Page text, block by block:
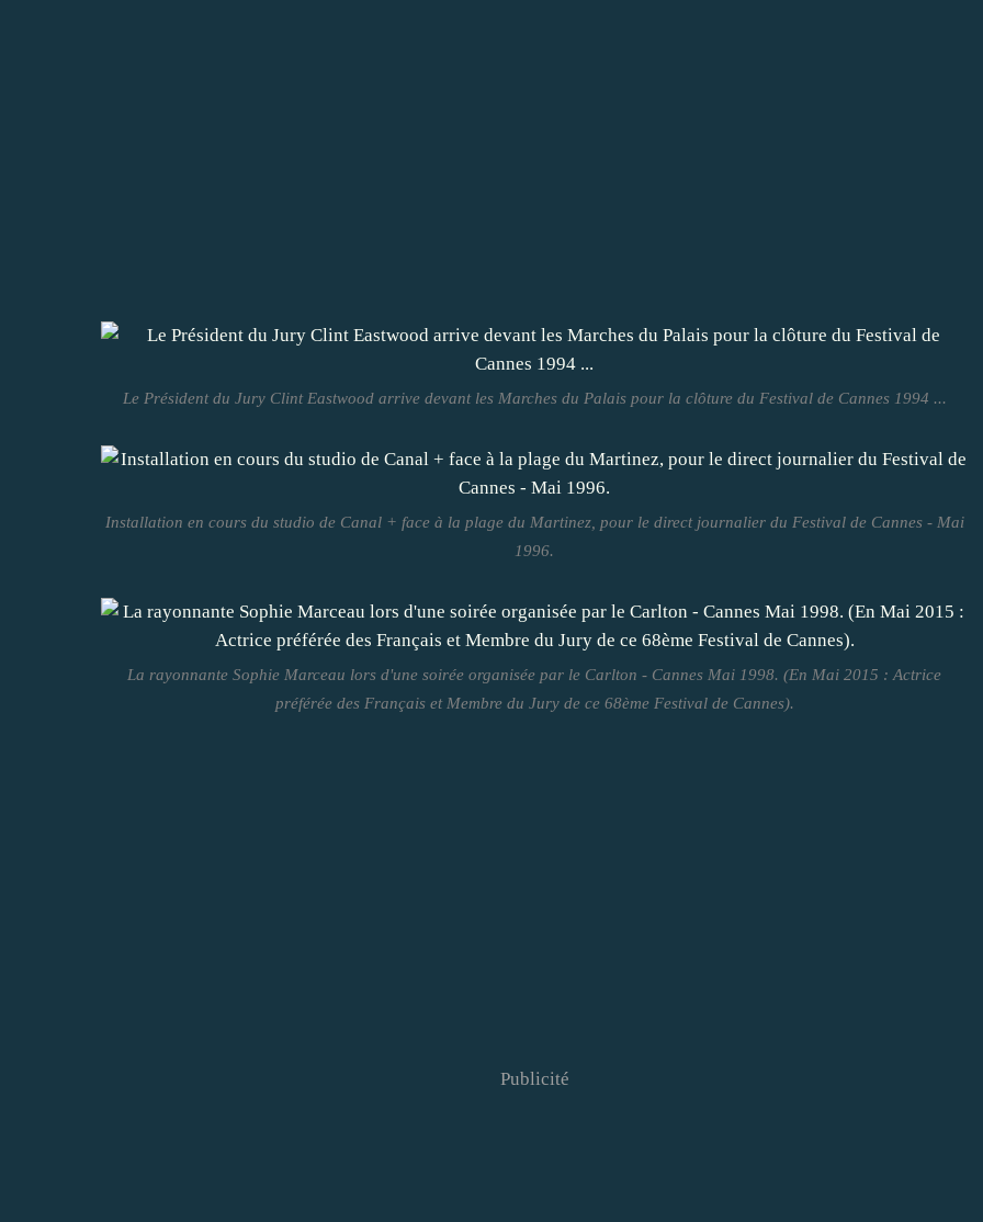
Le Président du Jury Clint Eastwood arrive devant les Marches du Palais pour la clôture du Festival de Cannes 1994 ...
Installation en cours du studio de Canal + face à la plage du Martinez, pour le direct journalier du Festival de Cannes - Mai
1996.
La rayonnante Sophie Marceau lors d'une soirée organisée par le Carlton - Cannes Mai 1998. (En Mai 2015 : Actrice
préférée des Français et Membre du Jury de ce 68ème Festival de Cannes).
Publicité